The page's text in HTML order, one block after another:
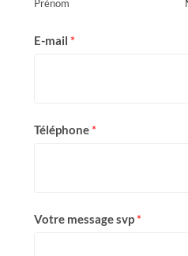
Prénom
E-mail *
Téléphone *
Votre message svp *